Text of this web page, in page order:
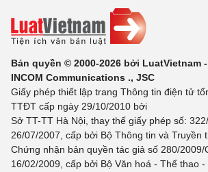
Bản quyền © 2000-2026 bởi LuatVietnam
INCOM Communications ., JSC
Giấy phép thiết lập trang Thông tin điện tử
TTĐT cấp ngày 29/10/2010 bởi
Sở TT-TT Hà Nội, thay thế giấy phép số:
26/07/2007, cấp bởi Bộ Thông tin và Truyền
Chứng nhận bản quyền tác giả số 280/2009/
16/02/2009, cấp bởi Bộ Văn hoá - Thể thao -